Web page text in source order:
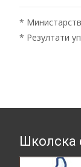
*
* Резултати
Школска